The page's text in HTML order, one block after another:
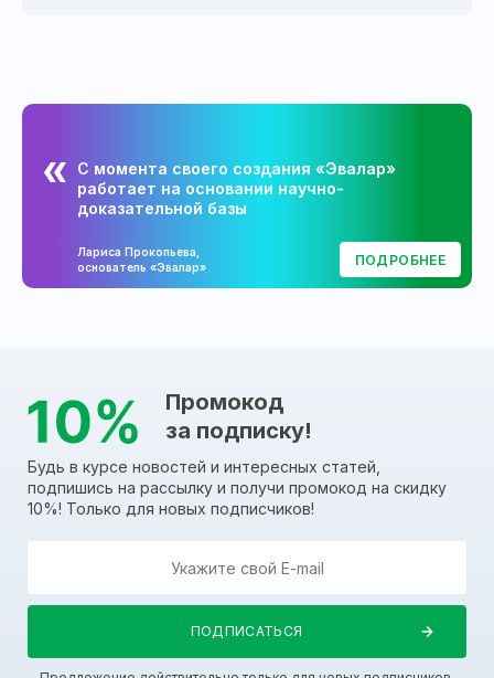
С момента своего создания «Эвалар»
работает на основании научно-
доказательной базы
Лариса Прокопьева,
основатель «Эвалар»
ПОДРОБНЕЕ
Промокод
за подписку!
Будь в курсе новостей и интересных статей,
подпишись на рассылку и получи промокод на скидку
10%! Только для новых подписчиков!